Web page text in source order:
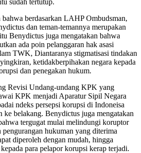
berdasarkan LAHP Ombudsman,
dan teman-temannya merupakan
Benydictus juga mengatakan bahwa
ada poin pelanggaran hak asasi
TWK, Diantaranya stigmatisasi tindakan
ketidakberpihakan negara kepada
dan penegakan hukum.
Revisi Undang-undang KPK yang
KPK menjadi Aparatur Sipil Negara
ndeks persepsi korupsi di Indoneisa
ke belakang. Benydictus juga mengatakan
tergugat mulai melindungi koruptor
hukuman yang diterima
diperoleh dengan mudah, hingga
para pelapor korupsi kerap terjadi.